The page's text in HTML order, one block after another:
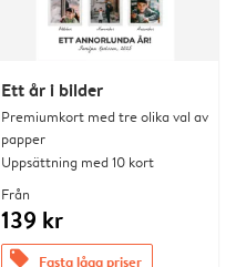
Ett år i bilder
Premiumkort med tre olika val av
papper
Uppsättning med 10 kort
Från
139 kr
offers Fasta låga priser